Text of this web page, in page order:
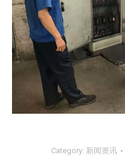
Category: 新闻资讯